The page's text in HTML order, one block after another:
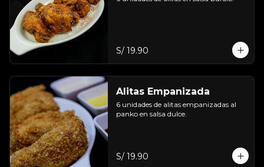
S/ 19.90
Alitas Empanizada
6 unidades de alitas empanizadas al
panko en salsa dulce.
S/ 19.90